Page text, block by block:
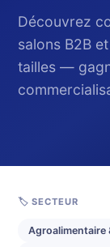
Découvrez
salons B2B
tailles —
🏷️ SECTEUR
Agroalimentaire